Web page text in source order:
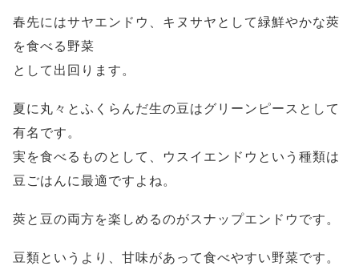
春先にはサヤエンドウ、キヌサヤとして緑鮮やかな莢
を食べる野菜
として出回ります。
夏に丸々とふくらんだ生の豆はグリーンピースとして
有名です。
実を食べるものとして、ウスイエンドウという種類は
豆ごはんに最適ですよね。
莢と豆の両方を楽しめるのがスナップエンドウです。
豆類というより、甘味があって食べやすい野菜です。